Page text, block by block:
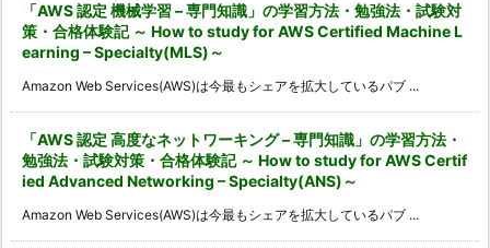
「AWS 認定 機械学習 – 専門知識」の学習方法・勉強法・試験対
策・合格体験記 ～ How to study for AWS Certified Machine L
earning – Specialty(MLS)～
Amazon Web Services(AWS)は今最もシェアを拡大しているパブ ...
「AWS 認定 高度なネットワーキング – 専門知識」の学習方法・
勉強法・試験対策・合格体験記 ～ How to study for AWS Certif
ied Advanced Networking – Specialty(ANS)～
Amazon Web Services(AWS)は今最もシェアを拡大しているパブ ...